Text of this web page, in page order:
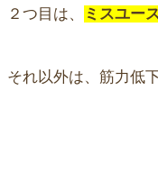
２つ目は、
ミスユー
それ以外は、筋力低